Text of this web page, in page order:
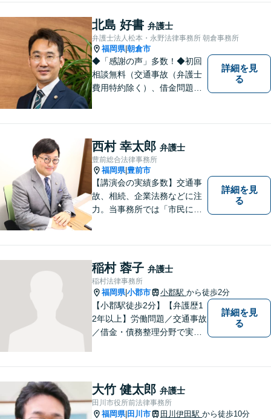
績（令和1～7年合計）
北島 好書 弁護士
弁護士法人松本・永野法律事務所 朝倉事務所
福岡県|朝倉市
◆「感謝の声」多数！◆初回
相談無料（交通事故（弁護士
費用特約除く）、借金問題、
◆11260件の相談実績（令和1
～7年合計）
詳細を見
る
西村 幸太郎 弁護士
豊前総合法律事務所
福岡県| 豊前市
【講演会の実績多数】交通事
故、相続、企業法務などに注
力。当事務所では「市民に力
さまが前向きに人生を歩んで
いけるよう、全力でサポート
します。お気軽にご相談くだ
さい【休日面談可】【完全個
室】
詳細を見
る
稲村 蓉子 弁護士
稲村法律事務所
福岡県|小郡市 小郡駅 から徒歩2分
【小郡駅徒歩2分】【弁護歴1
2年以上】労働問題／交通事故
／借金・債務整理分野で実績
笑顔と元気を取り戻し、新た
な第一歩を踏み出せるよう、
最大限尽力します。
詳細を見
る
大竹 健太郎 弁護士
田川市役所前法律事務所
福岡県| 田川市 田川伊田駅 から徒歩10分